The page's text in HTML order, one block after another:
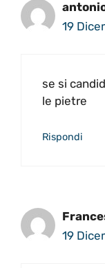
19
se si
le pietre
Rispondi
19